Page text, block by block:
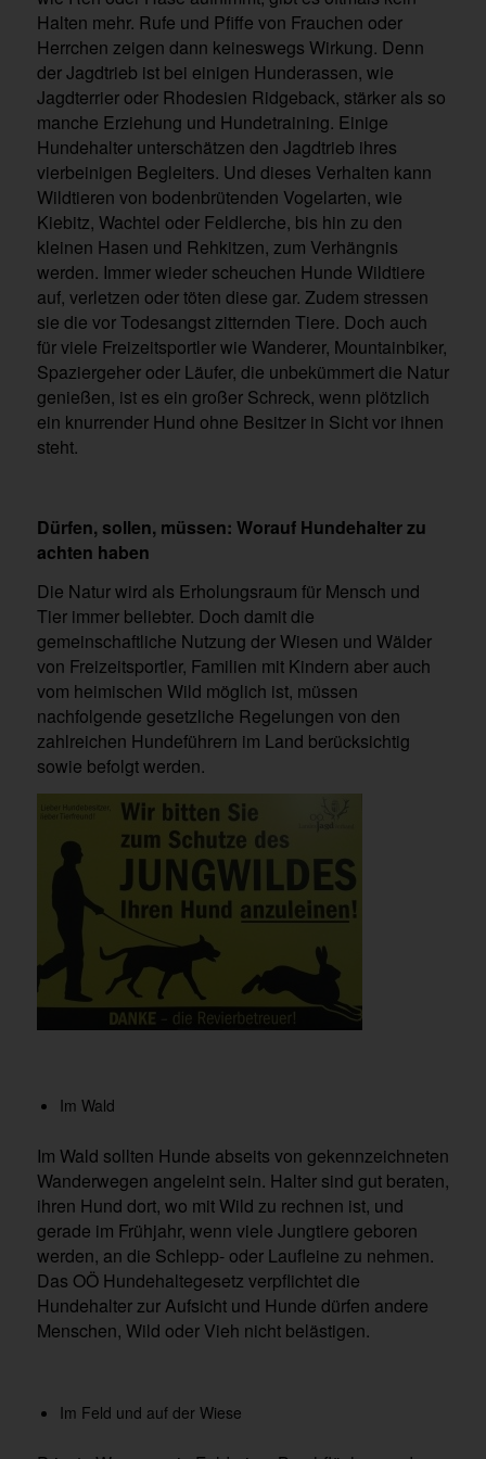
Halten mehr. Rufe und Pfiffe von Frauchen oder
Herrchen zeigen dann keineswegs Wirkung. Denn
der Jagdtrieb ist bei einigen Hunderassen, wie
Jagdterrier oder Rhodesien Ridgeback, stärker als so
manche Erziehung und Hundetraining. Einige
Hundehalter unterschätzen den Jagdtrieb ihres
vierbeinigen Begleiters. Und dieses Verhalten kann
Wildtieren von bodenbrütenden Vogelarten, wie
Kiebitz, Wachtel oder Feldlerche, bis hin zu den
kleinen Hasen und Rehkitzen, zum Verhängnis
werden. Immer wieder scheuchen Hunde Wildtiere
auf, verletzen oder töten diese gar. Zudem stressen
sie die vor Todesangst zitternden Tiere. Doch auch
für viele Freizeitsportler wie Wanderer, Mountainbiker,
Spaziergeher oder Läufer, die unbekümmert die Natur
genießen, ist es ein großer Schreck, wenn plötzlich
ein knurrender Hund ohne Besitzer in Sicht vor ihnen
steht.
Dürfen, sollen, müssen: Worauf Hundehalter zu
achten haben
Die Natur wird als Erholungsraum für Mensch und
Tier immer beliebter. Doch damit die
gemeinschaftliche Nutzung der Wiesen und Wälder
von Freizeitsportler, Familien mit Kindern aber auch
vom heimischen Wild möglich ist, müssen
nachfolgende gesetzliche Regelungen von den
zahlreichen Hundeführern im Land berücksichtig
sowie befolgt werden.
Im Wald
Im Wald sollten Hunde abseits von gekennzeichneten
Wanderwegen angeleint sein. Halter sind gut beraten,
ihren Hund dort, wo mit Wild zu rechnen ist, und
gerade im Frühjahr, wenn viele Jungtiere geboren
werden, an die Schlepp- oder Laufleine zu nehmen.
Das OÖ Hundehaltegesetz verpflichtet die
Hundehalter zur Aufsicht und Hunde dürfen andere
Menschen, Wild oder Vieh nicht belästigen.
Im Feld und auf der Wiese